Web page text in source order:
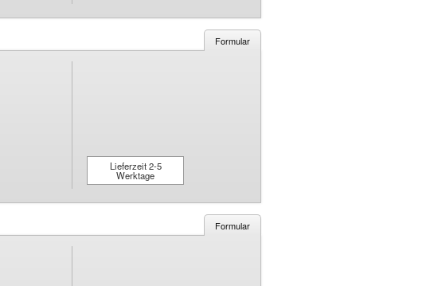
Formular
Lieferzeit 2-5
Werktage
Formular